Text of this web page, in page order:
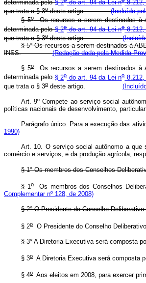
determinada pelo§ 2 do art. 94 da Lei n 8.212,
que trata o § 3odeste artigo.(Incluído
§ 5oOs recursos a serem destinados à
determinada pelo§ 2odo art. 94 da Lei no8.212,
que trata o § 3odeste artigo.
§ 5ºOs recursos a serem destinados à
INSS.
(Redação dada pela Medida
§ 5oOs recursos a serem destinados à
determinada pelo § 2odo art. 94 da Lei no8.212,
que trata o § 3o deste artigo.
Art. 9º Compete ao serviço social
políticas nacionais de desenvolvimento,
Parágrafo único. Para a execução das
1990)
Art. 10. O serviço social autônomo a que
comércio e serviços, e da produção
§ 1° Os membros dos Conselhos
§ 1oOs membros dos Conselhos
Complementar nº 128, de 2008)
§ 2° O Presidente do Conselho
§ 2o O Presidente do Conselho
§ 3° A Diretoria Executiva será
§ 3o A Diretoria Executiva será composta
§ 4o Aos eleitos em 2008, para exercer